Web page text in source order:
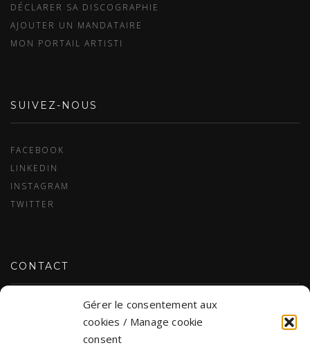
Gérer le consentement aux
cookies / Manage cookie
consent
DÉCLARER SA DISCOGRAPHIE
AJOUTER UN MANDATAIRE
MON PORTAIL ARTISTI
SUIVEZ-NOUS
FACEBOOK
LINKEDIN
INSTAGRAM
TWITTER
CONTACT